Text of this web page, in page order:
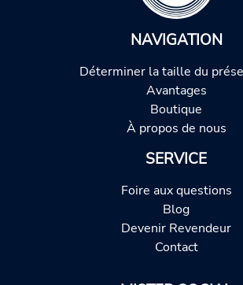
NAVIGATION
Déterminer la taille du
Avantages
Boutique
À propos de nous
SERVICE
Foire aux questions
Blog
Devenir Revendeur
Contact